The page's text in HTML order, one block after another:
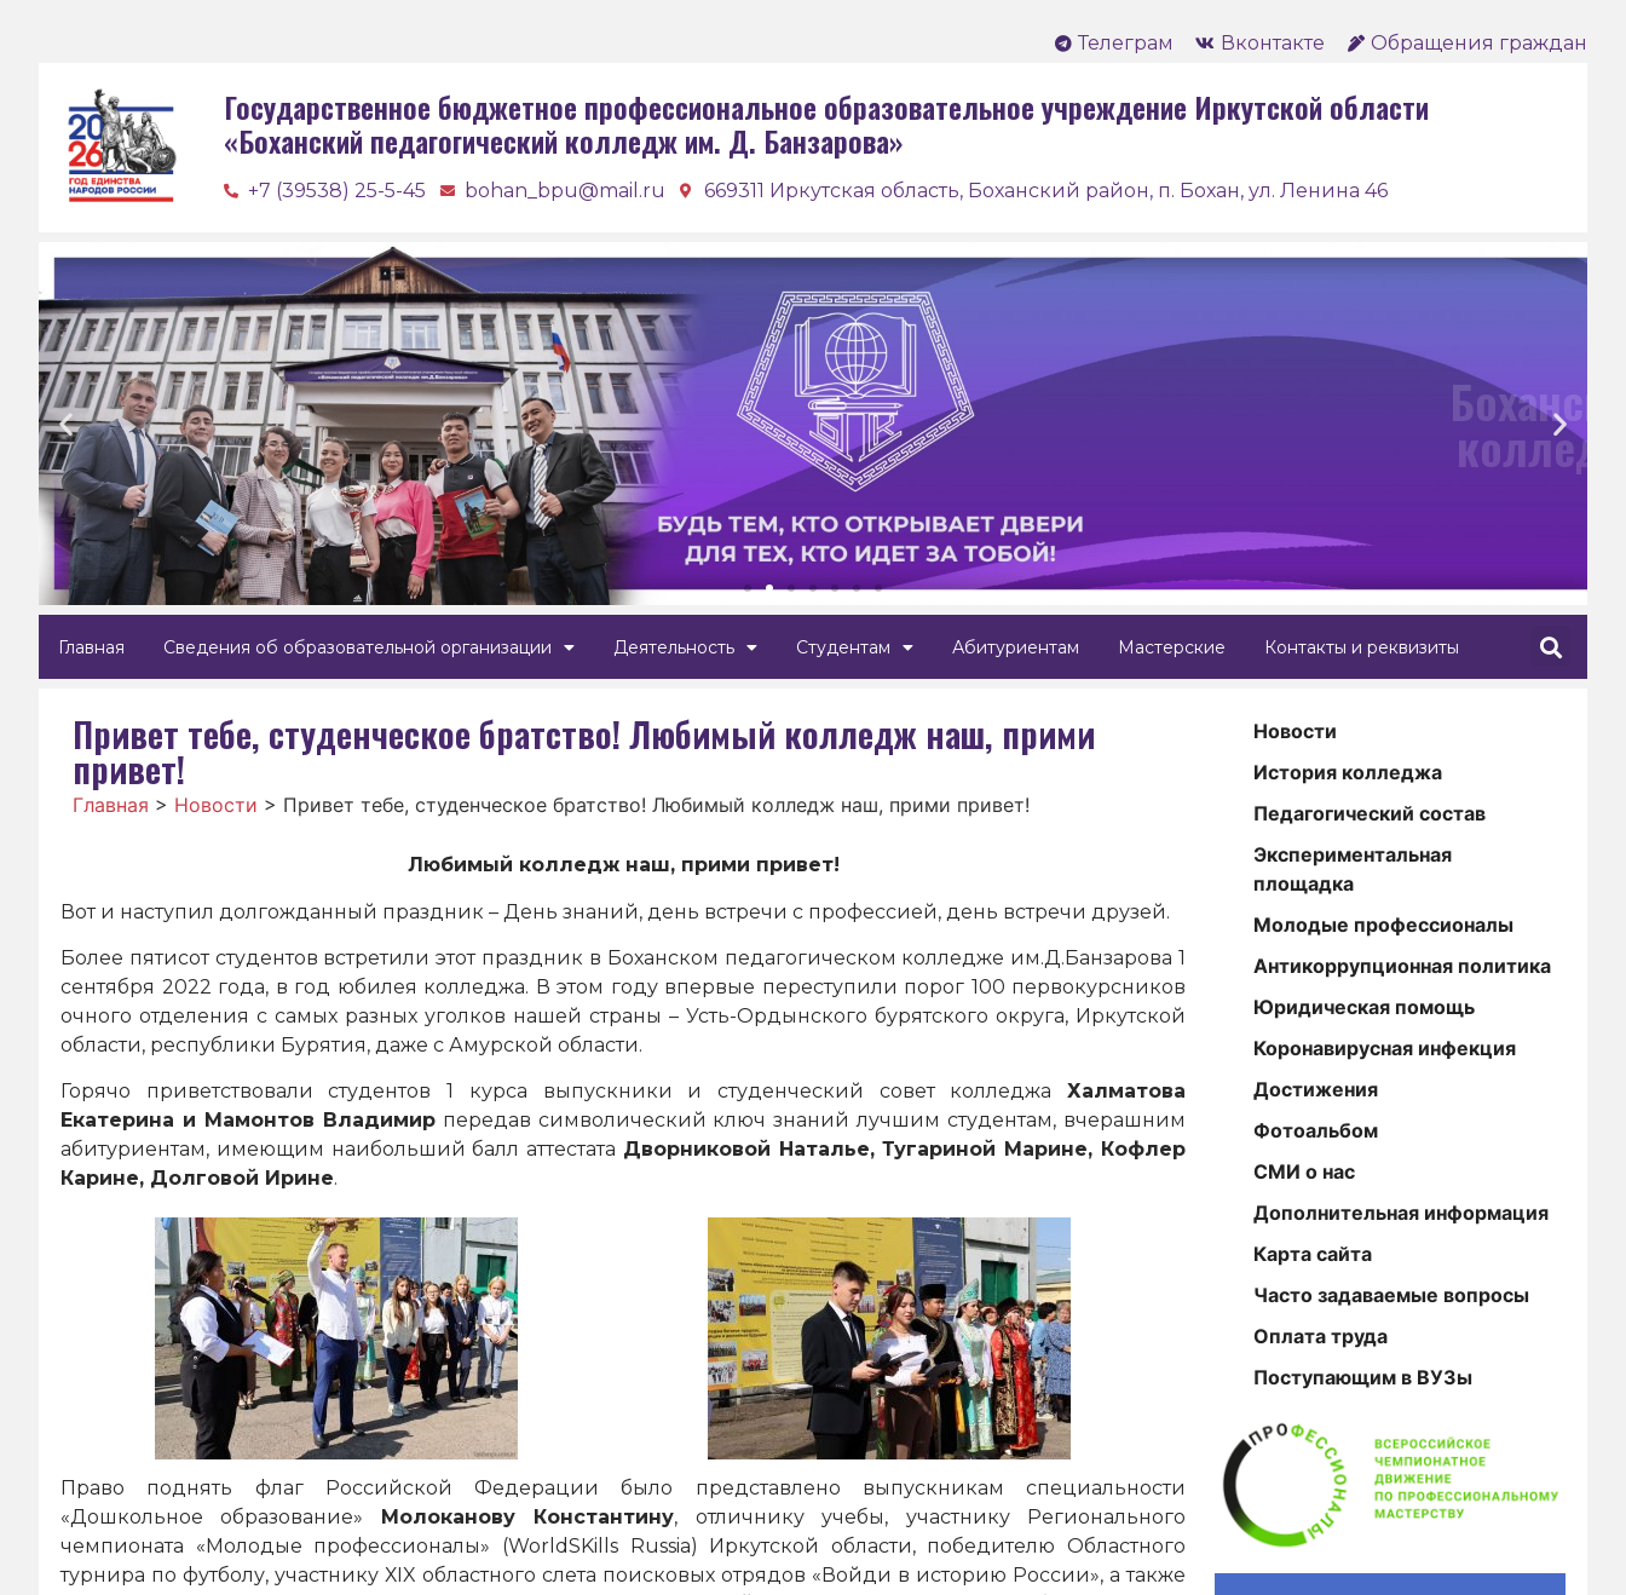
Телеграм Вконтакте Обращения граждан
Государственное бюджетное профессиональное образовательное учреждение Иркутской области
«Боханский педагогический колледж им. Д. Банзарова»
+7 (39538) 25-5-45 bohan_bpu@mail.ru 669311 Иркутская область, Боханский район, п. Бохан, ул. Ленина 46
Боханский педагогический
колледж им. Д. Банзарова
Главная Сведения об образовательной организации Деятельность Студентам Абитуриентам Мастерские Контакты и реквизиты
Привет тебе, студенческое братство! Любимый колледж наш, прими
привет!
Главная > Новости > Привет тебе, студенческое братство! Любимый колледж наш, прими привет!
Любимый колледж наш, прими привет!
Вот и наступил долгожданный праздник – День знаний, день встречи с профессией, день встречи друзей.
Более пятисот студентов встретили этот праздник в Боханском педагогическом колледже им.Д.Банзарова 1
сентября 2022 года, в год юбилея колледжа. В этом году впервые переступили порог 100 первокурсников
очного отделения с самых разных уголков нашей страны – Усть-Ордынского бурятского округа, Иркутской
области, республики Бурятия, даже с Амурской области.
Горячо приветствовали студентов 1 курса выпускники и студенческий совет колледжа Халматова
Екатерина и Мамонтов Владимирпередав символический ключ знаний лучшим студентам, вчерашним
абитуриентам, имеющим наибольший балл аттестата Дворниковой Наталье, Тугариной Марине, Кофлер
Карине, Долговой Ирине.
Право поднять флаг Российской Федерации было представлено выпускникам специальности
«Дошкольное образование» Молоканову Константину, отличнику учебы, участнику Регионального
чемпионата «Молодые профессионалы» (WorldSKills Russia) Иркутской области, победителю Областного
турнира по футболу, участнику ХIX областного слета поисковых отрядов «Войди в историю России», а также
Новости
История колледжа
Педагогический состав
Экспериментальная
площадка
Молодые профессионалы
Антикоррупционная политика
Юридическая помощь
Коронавирусная инфекция
Достижения
Фотоальбом
СМИ о нас
Дополнительная информация
Карта сайта
Часто задаваемые вопросы
Оплата труда
Поступающим в ВУЗы